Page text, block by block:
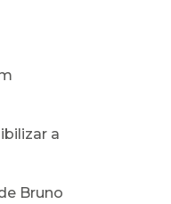
a
Bruno